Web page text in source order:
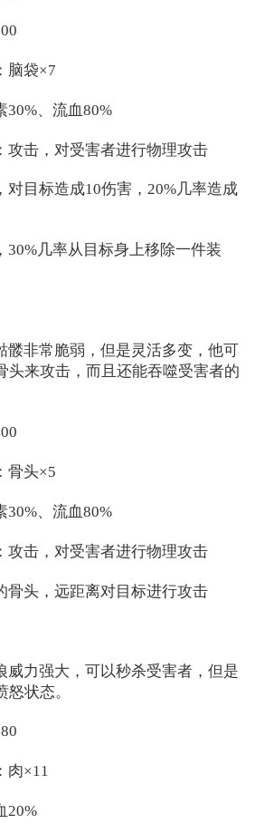
脑袋×7
30%、流血80%
攻击，对受害者进行物理攻击
对目标造成10伤害，20%几率造成
30%几率从目标身上移除一件装
髅非常脆弱，但是灵活多变，他可
头来攻击，而且还能吞噬受害者的
骨头×5
30%、流血80%
攻击，对受害者进行物理攻击
骨头，远距离对目标进行攻击
威力强大，可以秒杀受害者，但是
状态。
肉×11
20%